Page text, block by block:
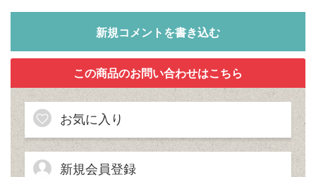
新規コメントを書き込む
お気に入り
新規会員登録